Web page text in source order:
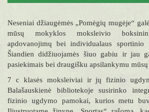
Neseniai džiaugėmės „Pomėgių mugėje“
mūsų mokyklos moksleivio
apdovanojimų bei individualaus sportinio
Šiandien didžiuojamės šiuo gabiu ir jau
pasiekimais bei draugišku apsilankymu
7 c klasės moksleiviai ir jų fizinio
Balašauskienė bibliotekoje susirinko
fizinio ugdymo pamokai, kurios metu